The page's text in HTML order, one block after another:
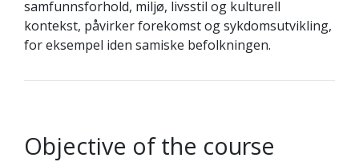
samfunnsforhold, miljø, livsstil og kulturell
kontekst, påvirker forekomst og sykdomsutvikling,
for eksempel iden samiske befolkningen.
Objective of the course